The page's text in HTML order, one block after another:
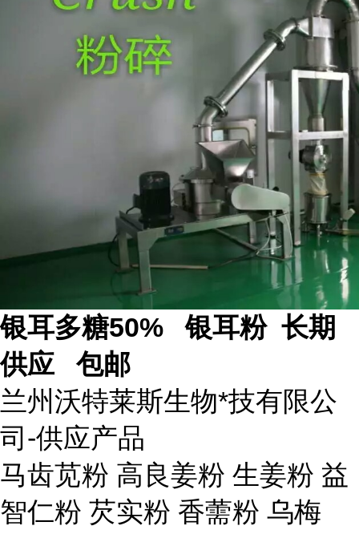
银耳多糖50% 银耳粉 长期
供应 包邮
兰州沃特莱斯生物*技有限公
司-供应产品
马齿苋粉 高良姜粉 生姜粉 益
智仁粉 芡实粉 香薷粉 乌梅